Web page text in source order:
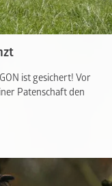
ist gesichert! Vor
Patenschaft den